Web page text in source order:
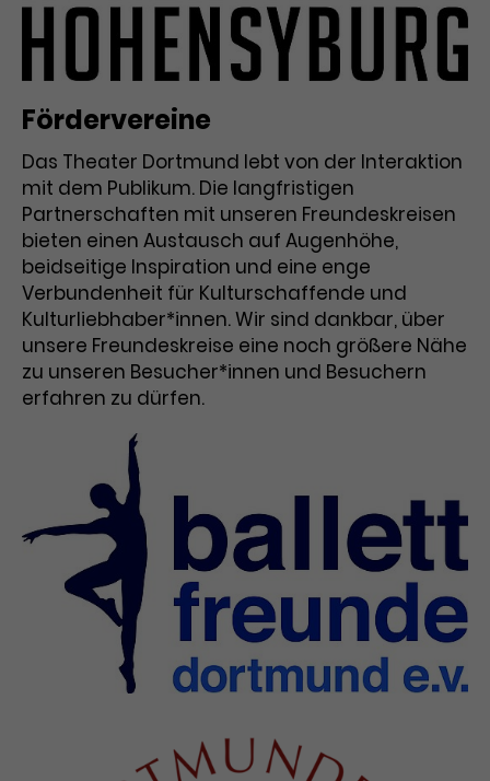
Fördervereine
Das Theater Dortmund lebt von der Interaktion
mit dem Publikum. Die langfristigen
Partnerschaften mit unseren Freundeskreisen
bieten einen Austausch auf Augenhöhe,
beidseitige Inspiration und eine enge
Verbundenheit für Kulturschaffende und
Kulturliebhaber*innen. Wir sind dankbar, über
unsere Freundeskreise eine noch größere Nähe
zu unseren Besucher*innen und Besuchern
erfahren zu dürfen.